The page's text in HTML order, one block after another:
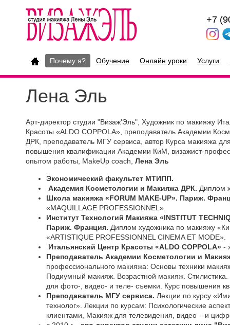
+7
Почему я? Обучение Онлайн уроки Услуги
Лена Эль
Арт-директор студии "Визаж'Эль", Художник по макияжу
Красоты «ALDO COPPOLA», преподаватель Академии
ДРК, преподаватель МГУ сервиса, автор Курса макияжа
повышения квалификации Академии КиМ, визажист-
опытом работы, MakeUp coach, Лена Эль
Экономический факультет МТИПП.
Академия Косметологии и Макияжа ДРК. Диплом
Школа макияжа «FORUM MAKE-UP». Париж.
«MAQUILLAGE PROFESSIONNEL».
Институт Технологий Макияжа «INSTITUT
Париж. Франция. Диплом художника по макияжу
«ARTISTIQUE PROFESSIONNEL CINEMA ET MODE».
Итальянский Центр Красоты «ALDO COPPOLA» -
Преподаватель Академии Косметологии и
профессионального макияжа: Основы техники
Подиумный макияж. Возрастной макияж.
для фото-, видео- и теле- съемки. Курс повышения
Преподаватель МГУ сервиса. Лекции по курсу
технолог». Лекции по курсам: Психологические
клиентами, Макияж для телевидения, видео – и